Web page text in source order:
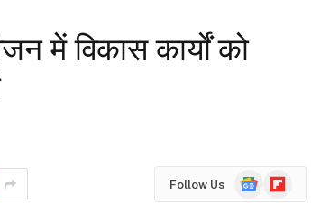
में विकास कार्यों को
Follow Us
GoogleFlipboard